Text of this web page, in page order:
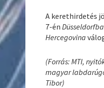
A kerethirdetés
7-én
Hercegovina
(Forrás: MTI,
magyar
Tibor)